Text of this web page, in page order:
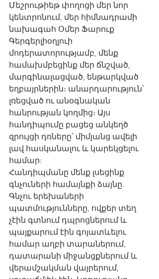
Մեշրութիեթ փողոցի մեր նոր
կենտրոնում, մեր հիմնադրամի
նախագահ Օմեր Ֆարուք
Գերգերլիօղլուի
մոդերատորությամբ, մենք
համախմբեցինք մեր ճնշված,
մարգինալացված, ենթարկված
եղբայրներին։ անարդարություն՝
լռեցված ու անօգնական
հանրության կողմից։ Այս
հանդիպումը բացեց անկեղծ
զրույցի դռները՝ միմյանց ավելի
լավ հասկանալու և կարեկցելու
համար:
Հանդիպմանը մենք լսեցինք
գնչուների համայնքի ձայնը.
Գնչու երեխաների
պատմությունները, ովքեր տեղ
չէին գտնում դպրոցներում և
պայքարում էին գոյատևելու
համար աղբի տարաներում,
դատարանի միջանցքներում և
վերամշակման վայրերում,